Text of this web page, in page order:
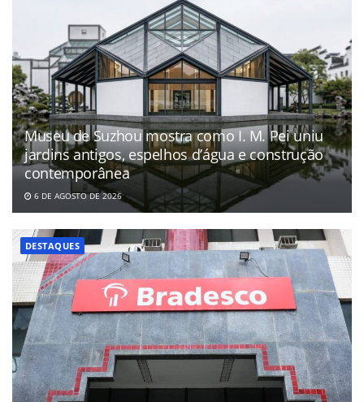
Museu de Suzhou mostra como I. M. Pei uniu
jardins antigos, espelhos d’água e construção
contemporânea
6 DE AGOSTO DE 2026
DESTAQUES